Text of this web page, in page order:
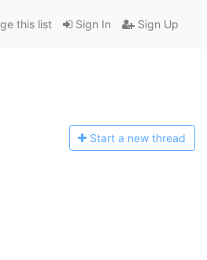
Sign In Sign Up
this list
Start a new thread